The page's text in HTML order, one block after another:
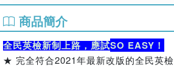
商品簡介
全民英檢新制上路，應試SO EASY ！
★ 完全符合2021年最新改版的全民英